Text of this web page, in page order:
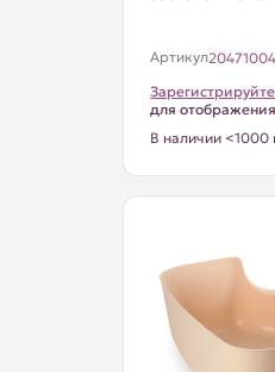
Артикул
для
В наличии <1000